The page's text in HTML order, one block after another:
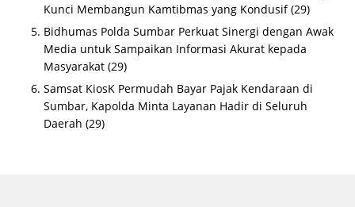
Kunci Membangun Kamtibmas yang Kondusif (29)
Bidhumas Polda Sumbar Perkuat Sinergi dengan Awak
Media untuk Sampaikan Informasi Akurat kepada
Masyarakat (29)
Samsat KiosK Permudah Bayar Pajak Kendaraan di
Sumbar, Kapolda Minta Layanan Hadir di Seluruh
Daerah (29)